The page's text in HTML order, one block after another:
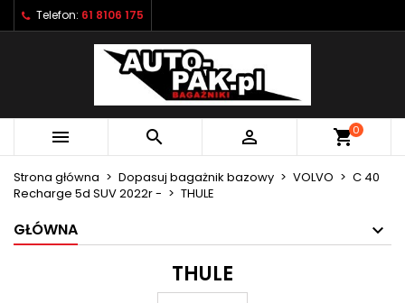
Telefon: 61 8106 175
   shopping_cart0
Strona główna Dopasuj bagażnik bazowy VOLVO
C 40
Recharge 5d SUV 2022r -
THULE
GŁÓWNA
THULE
Moje listy życzeń ×
Utwórz nową listę
((modalTitle)) ×
((confirmMessage))
((cancelText)) ((modalDeleteText))
Utwórz listę życzeń ×
Nazwa listy życzeń
Anuluj Utwórz listę życzeń
Zaloguj się ×
Musisz być zalogowany by zapisać produkty na
swojej liście życzeń.
Anuluj Zaloguj się